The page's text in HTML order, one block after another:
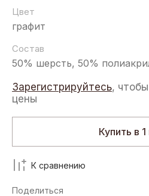
Цвет
графит
Состав
50% шерсть, 50%
Зарегистрируйтесь,
цены
Купить в 1
К сравнению
Поделиться